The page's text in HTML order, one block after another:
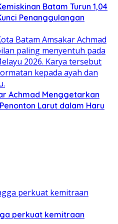
Batam Turun 1,04
Penanggulangan
Achmad Menggetarkan
Larut dalam Haru
perkuat kemitraan